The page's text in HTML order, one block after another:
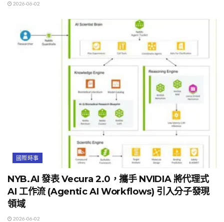
2026-06-02
國際時事
NYB.AI 發表 Vecura 2.0，攜手 NVIDIA 將代理式
AI 工作流 (Agentic AI Workflows) 引入分子發現
領域
2026-06-02